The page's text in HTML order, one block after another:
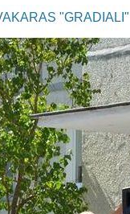
"GRADIALI"